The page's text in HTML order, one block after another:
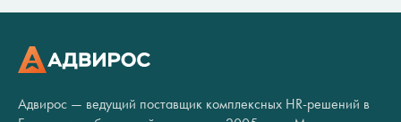
Адвирос — ведущий поставщик комплексных HR-решений в